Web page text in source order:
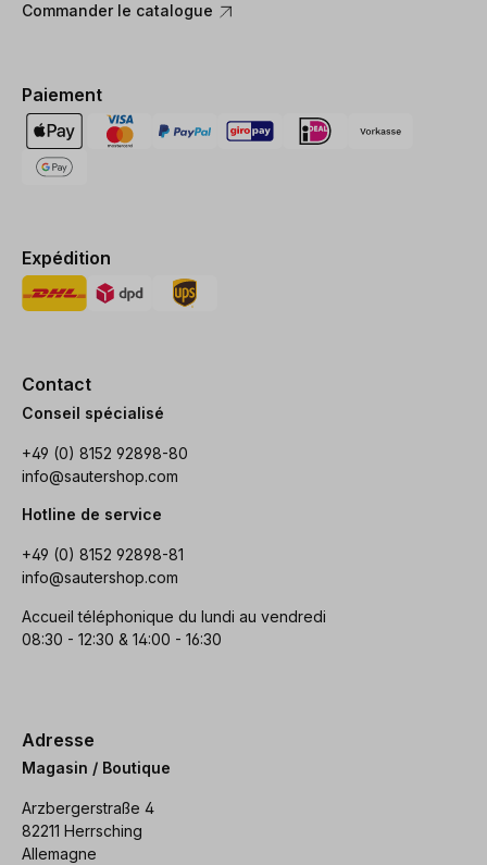
Commander le catalogue
Paiement
Expédition
Contact
Conseil spécialisé
+49 (0) 8152 92898-80
info@sautershop.com
Hotline de service
+49 (0) 8152 92898-81
info@sautershop.com
Accueil téléphonique du lundi au vendredi
08:30 - 12:30 & 14:00 - 16:30
Adresse
Magasin / Boutique
Arzbergerstraße 4
82211 Herrsching
Allemagne